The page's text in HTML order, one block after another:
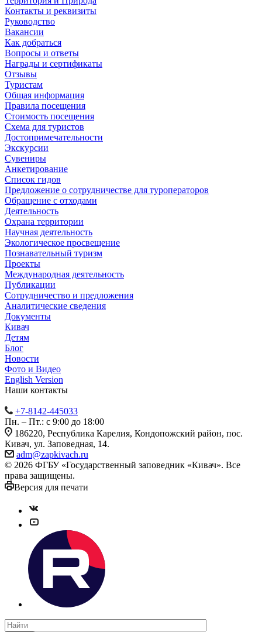
Контакты и реквизиты
Руководство
Вакансии
Как добраться
Вопросы и ответы
Награды и сертификаты
Отзывы
Туристам
Общая информация
Правила посещения
Стоимость посещения
Схема для туристов
Достопримечательности
Экскурсии
Сувениры
Анкетирование
Список гидов
Предложение о сотрудничестве для туроператоров
Обращение с отходами
Деятельность
Охрана территории
Научная деятельность
Экологическое просвещение
Познавательный туризм
Проекты
Международная деятельность
Публикации
Сотрудничество и предложения
Аналитические сведения
Документы
Кивач
Детям
Блог
Новости
Фото и Видео
English Version
Наши контакты
+7-8142-445033
Пн. – Пт.: с 9:00 до 18:00
186220, Республика Карелия, Кондопожский район, пос.
Кивач, ул. Заповедная, 14.
adm@zapkivach.ru
© 2026 ФГБУ «Государственный заповедник «Кивач». Все
права защищены.
Версия для печати